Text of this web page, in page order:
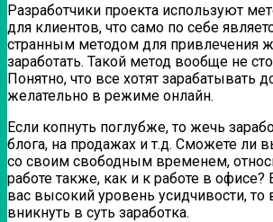
Разработчики проекта используют
для клиентов, что само по себе
странным методом для привлечения
заработать. Такой метод вообще не
Понятно, что все хотят зарабатывать
желательно в режиме онлайн.
Если копнуть поглубже, то жечь
блога, на продажах и т.д. Сможете ли
со своим свободным временем,
работе также, как и к работе в офисе?
вас высокий уровень усидчивости,
вникнуть в суть заработка.